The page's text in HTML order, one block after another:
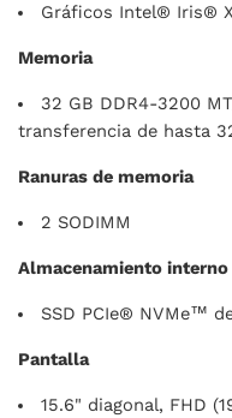
Gráficos Intel® Iris®
Memoria
32 GB DDR4-3200
transferencia de hasta
Ranuras de memoria
2 SODIMM
Almacenamiento interno
SSD PCIe® NVMe™
Pantalla
15.6" diagonal, FHD